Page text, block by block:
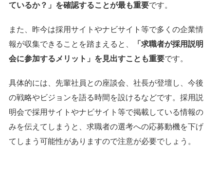
ているか？」を確認することが最も重要です。
また、昨今は採用サイトやナビサイト等で多くの企業情
報が収集できることを踏まえると、
「求職者が採用説明
会に参加するメリット」を見出すことも重要です。
具体的には、先輩社員との座談会、社長が登壇し、今後
の戦略やビジョンを語る時間を設けるなどです。採用説
明会で採用サイトやナビサイト等で掲載している情報の
みを伝えてしまうと、求職者の選考への応募動機を下げ
てしまう可能性がありますので注意が必要でしょう。